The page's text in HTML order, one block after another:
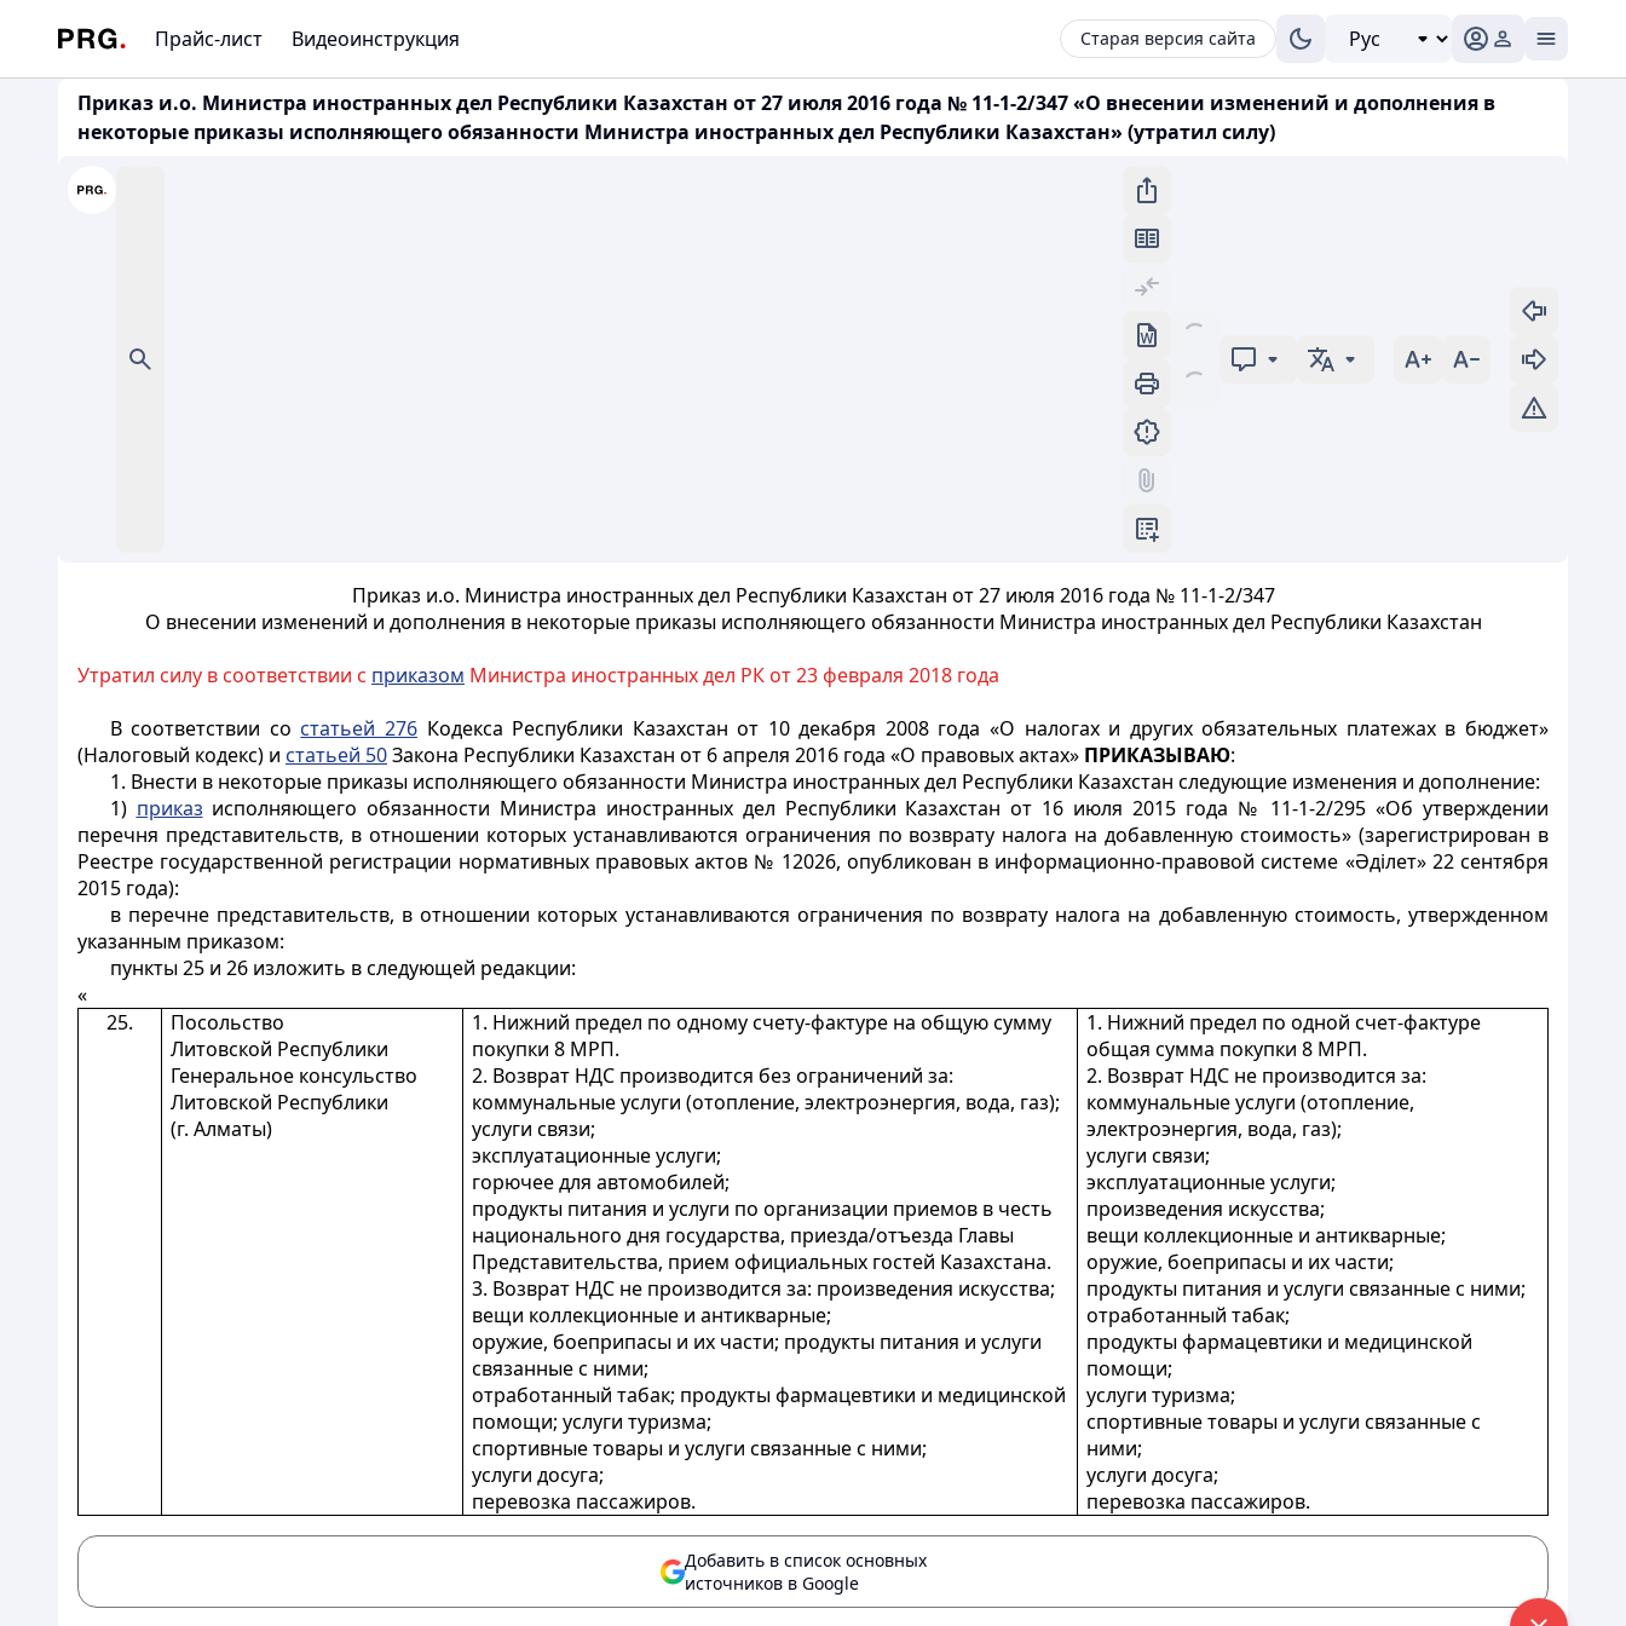
Прайс-лист Видеоинструкция Старая версия сайта
Приказ и.о. Министра иностранных дел Республики Казахстан от 27 июля 2016 года № 11-1-2/347 «О внесении изменений и дополнения в
некоторые приказы исполняющего обязанности Министра иностранных дел Республики Казахстан» (утратил силу)
Приказ и.о. Министра иностранных дел Республики Казахстан от 27 июля 2016 года № 11-1-2/347
О внесении изменений и дополнения в некоторые приказы исполняющего обязанности Министра иностранных дел Республики Казахстан
Утратил силу в соответствии с приказом Министра иностранных дел РК от 23 февраля 2018 года
В соответствии со статьей 276Кодекса Республики Казахстан от 10 декабря 2008 года «О налогах и других обязательных платежах в бюджет»
(Налоговый кодекс) и статьей 50Закона Республики Казахстан от 6 апреля 2016 года «О правовых актах» ПРИКАЗЫВАЮ:
1. Внести в некоторые приказы исполняющего обязанности Министра иностранных дел Республики Казахстан следующие изменения и дополнение:
1) приказ исполняющего обязанности Министра иностранных дел Республики Казахстан от 16 июля 2015 года № 11-1-2/295 «Об утверждении
перечня представительств, в отношении которых устанавливаются ограничения по возврату налога на добавленную стоимость» (зарегистрирован в
Реестре государственной регистрации нормативных правовых актов № 12026, опубликован в информационно-правовой системе «Әділет» 22 сентября
2015 года):
в перечне представительств, в отношении которых устанавливаются ограничения по возврату налога на добавленную стоимость, утвержденном
указанным приказом:
пункты 25 и 26 изложить в следующей редакции:
«
25.
Посольство
Литовской Республики
Генеральное консульство
Литовской Республики
(г. Алматы)
1. Нижний предел по одному счету-фактуре на общую сумму
покупки 8 МРП.
2. Возврат НДС производится без ограничений за:
коммунальные услуги (отопление, электроэнергия, вода, газ);
услуги связи;
эксплуатационные услуги;
горючее для автомобилей;
продукты питания и услуги по организации приемов в честь
национального дня государства, приезда/отъезда Главы
Представительства, прием официальных гостей Казахстана.
3. Возврат НДС не производится за: произведения искусства;
вещи коллекционные и антикварные;
оружие, боеприпасы и их части; продукты питания и услуги
связанные с ними;
отработанный табак; продукты фармацевтики и медицинской
помощи; услуги туризма;
спортивные товары и услуги связанные с ними;
услуги досуга;
перевозка пассажиров.
1. Нижний предел по одной счет-фактуре
общая сумма покупки 8 МРП.
2. Возврат НДС не производится за:
коммунальные услуги (отопление,
электроэнергия, вода, газ);
услуги связи;
эксплуатационные услуги;
произведения искусства;
вещи коллекционные и антикварные;
оружие, боеприпасы и их части;
продукты питания и услуги связанные с ними;
отработанный табак;
продукты фармацевтики и медицинской
помощи;
услуги туризма;
спортивные товары и услуги связанные с
ними;
услуги досуга;
перевозка пассажиров.
Добавить в список основных
источников в Google